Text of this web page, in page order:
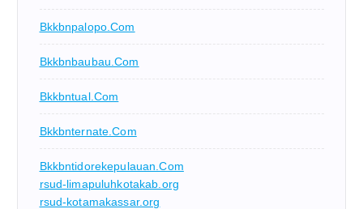
Bkkbnpalopo.com
Bkkbnbaubau.com
Bkkbntual.com
Bkkbnternate.com
Bkkbntidorekepulauan.com
rsud-limapuluhkotakab.org
rsud-kotamakassar.org